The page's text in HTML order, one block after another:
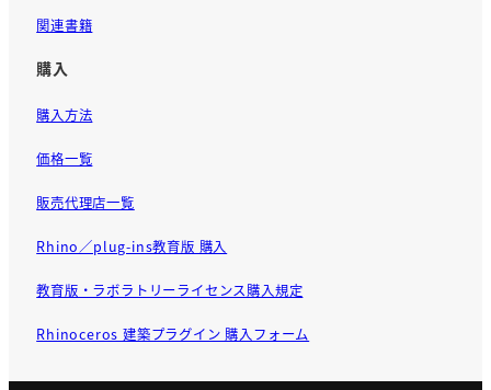
関連書籍
購入
購入方法
価格一覧
販売代理店一覧
Rhino／plug-ins教育版 購入
教育版・ラボラトリーライセンス購入規定
Rhinoceros 建築プラグイン 購入フォーム